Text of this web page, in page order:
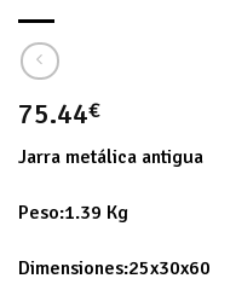
75.44€
Jarra metálica antigua
Peso:1.39 Kg
Dimensiones:25x30x60